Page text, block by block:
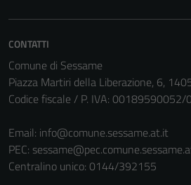
CONTATTI
Comune di Sessame
Piazza Martiri della Liberazione, 6,
Codice fiscale / P. IVA:
Email: info@comune.sessame.at.it
PEC:
Centralino unico: 0144/392155